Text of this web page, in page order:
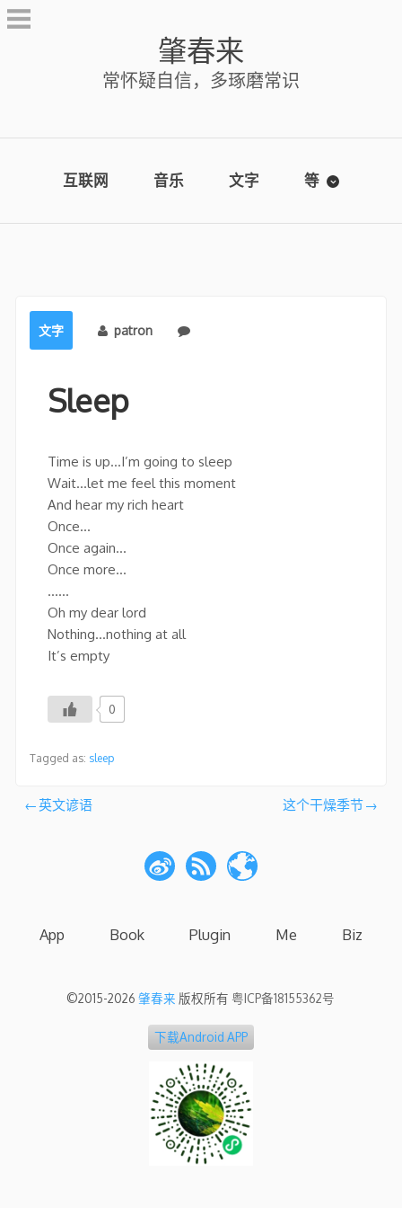
Skip
to
肇春来
常怀疑自信，多琢磨常识
互联网 音乐 文字 等
文字 patron
Sleep
Time is up…I’m going to sleep
Wait…let me feel this moment
And hear my rich heart
Once…
Once again…
Once more…
……
Oh my dear lord
Nothing…nothing at all
It’s empty
0
Tagged as: sleep
文英文谚语 这个干燥季节
App Book Plugin Me Biz
©2015-2026肇春来 版权所有粤ICP备18155362号
下载Android APP